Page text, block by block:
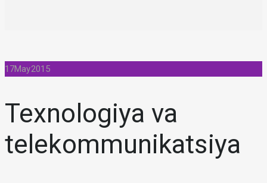
17May2015
Texnologiya va
telekommunikatsiya